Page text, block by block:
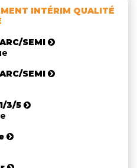
INTÉRIM QUALITÉ
SEMI
SEMI
3/5